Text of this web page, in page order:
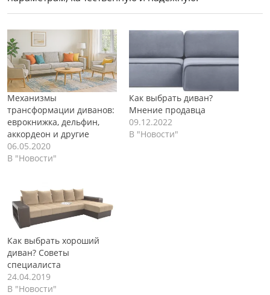
Механизмы
трансформации диванов:
еврокнижка, дельфин,
аккордеон и другие
06.05.2020
В "Новости"
Как выбрать диван?
Мнение продавца
09.12.2022
В "Новости"
Как выбрать хороший
диван? Советы
специалиста
24.04.2019
В "Новости"